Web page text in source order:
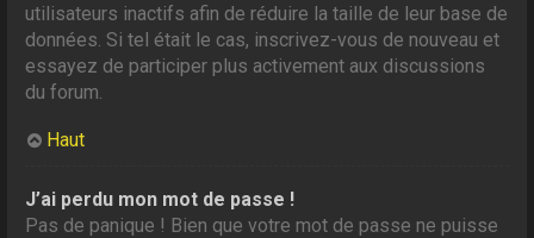
utilisateurs inactifs afin de réduire la taille de leur base de
données. Si tel était le cas, inscrivez-vous de nouveau et
essayez de participer plus activement aux discussions
du forum.
Haut
J’ai perdu mon mot de passe !
Pas de panique ! Bien que votre mot de passe ne puisse